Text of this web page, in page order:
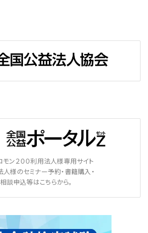
モン２００利用法人様専用サイト
人様のセミナー予約・書籍購入・
相談申込等はこちらから。